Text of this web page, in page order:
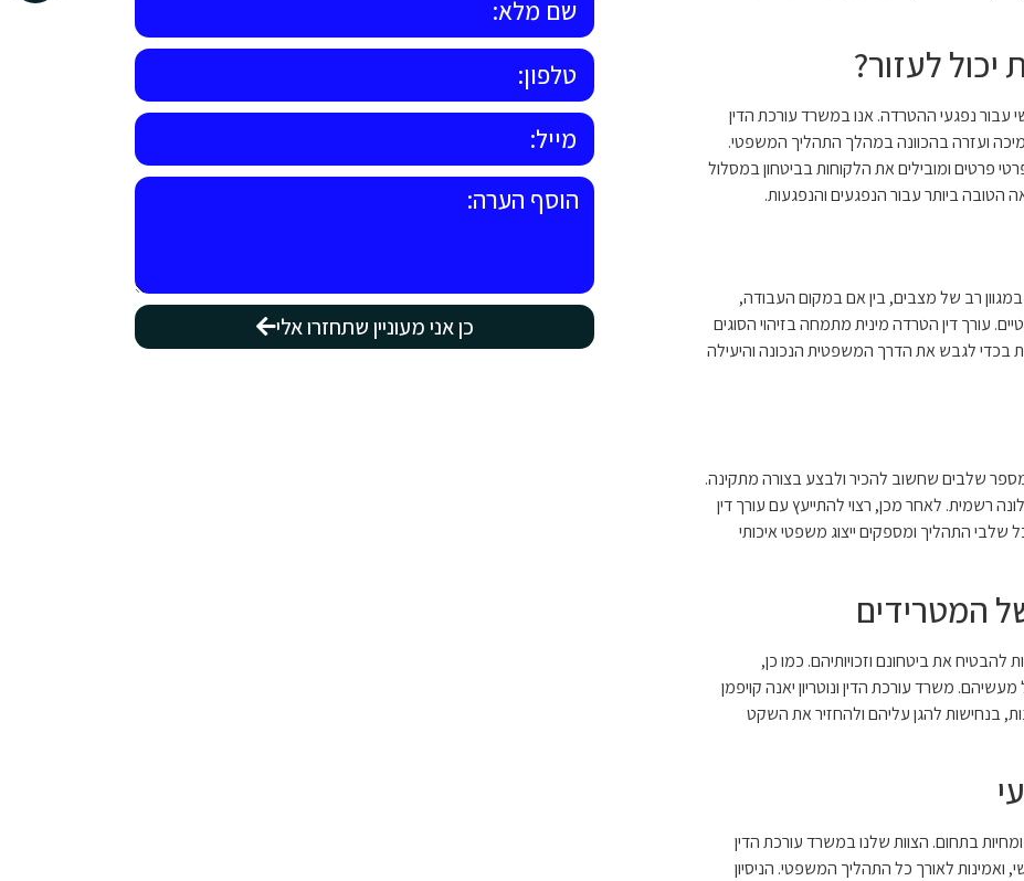
יכול לעזור?
עבור נפגעי ההטרדה. אנו במשרד עורכת הדין
ועזרה בהכוונה במהלך התהליך המשפטי.
פרטים ומובילים את הלקוחות בביטחון במסלול
ביותר עבור הנפגעים והנפגעות.
במגוון רב של מצבים, בין אם במקום העבודה,
עורך דין הטרדה מינית מתמחה בזיהוי הסוגים
בכדי לגבש את הדרך המשפטית הנכונה והיעילה
שלבים שחשוב להכיר ולבצע בצורה מתקינה.
רשמית. לאחר מכן, רצוי להתייעץ עם עורך דין
התהליך ומספקים ייצוג משפטי איכותי
המטרידים
להבטיח את ביטחונם וזכויותיהם. כמו כן,
משרד עורכת הדין ונוטריון יאנה קויפמן
בנחישות להגן עליהם ולהחזיר את השקט
בתחום. הצוות שלנו במשרד עורכת הדין
ואמינות לאורך כל התהליך המשפטי. הניסיון
כן אני מעוניין שתחזרו אלי